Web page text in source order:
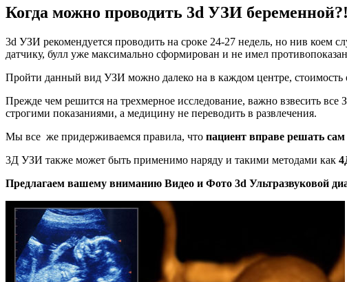
Когда можно проводить 3d УЗИ беременной?!
3d УЗИ рекомендуется проводить на сроке 24-27 недель, но нив коем
датчику, булл уже максимально сформирован и не имел
Пройти данный вид УЗИ можно далеко на в каждом центре, стоимость
Прежде чем решится на трехмерное исследование, важно взвесить
строгими показаниями, а медицину не переводить в развлечения.
Мы все же придерживаемся правила, что пациент вправе решать сам
3Д УЗИ также может быть применимо наряду и такими методами как
Предлагаем вашему вниманию Видео и Фото 3d Ультразвуковой